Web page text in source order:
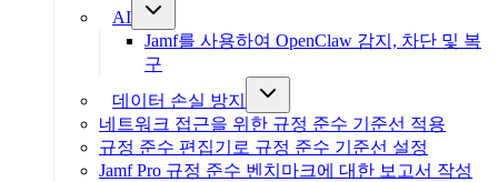
AI
Jamf를 사용하여 OpenClaw 감지, 차단 및 복
구
데이터 손실 방지
네트워크 접근을 위한 규정 준수 기준선 적용
규정 준수 편집기로 규정 준수 기준선 설정
Jamf Pro 규정 준수 벤치마크에 대한 보고서 작성